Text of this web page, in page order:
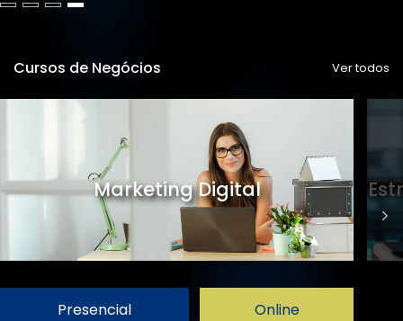
Cursos de Negócios Ver todos
Marketing Digital
Presencial Online